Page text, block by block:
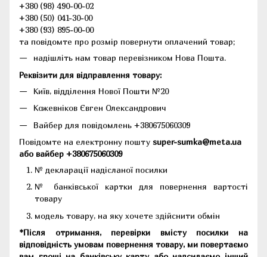
+380 (98) 490-00-02
+380 (50) 041-30-00
+380 (93) 895-00-00
та повідомте про розмір повернути оплачений товар;
надішліть нам товар перевізником Нова Пошта.
Реквізити для відправлення товару:
Київ, відділення Нової Пошти №20
Кожевніков Євген Олександрович
Вайбер для повідомлень +380675060309
Повідомте на електронну пошту super-sumka@meta.ua
або вайбер +380675060309
№ декларації надісланої посилки
№ банківської картки для повернення вартості
товару
модель товару, на яку хочете здійснити обмін
*Після отримання, перевірки вмісту посилки на
відповідність умовам повернення товару, ми повертаємо